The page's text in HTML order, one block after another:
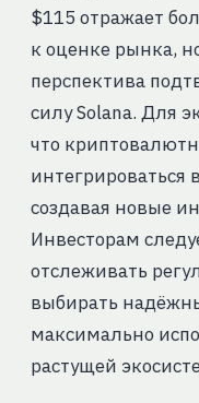
$115 отражает
к оценке рынка,
перспектива
силу Solana. Для
что
интегрироваться
создавая новые
Инвесторам
отслеживать
выбирать
максимально
растущей